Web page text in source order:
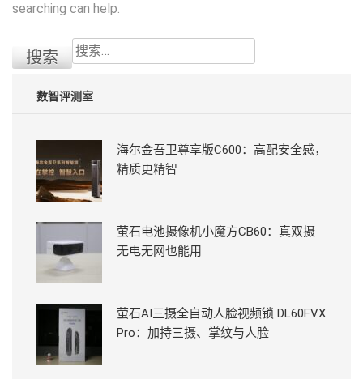
searching can help.
搜
索：
数智评测室
海尔金吾卫尊享版C600：高配安全感，
精质更精智
萤石电池摄像机小魔方CB60：真双摄
无电无网也能用
萤石AI三摄全自动人脸视频锁 DL60FVX
Pro：加持三摄、掌纹与人脸